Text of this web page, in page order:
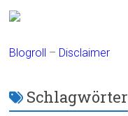
Blogroll – Disclaimer
Schlagwörter